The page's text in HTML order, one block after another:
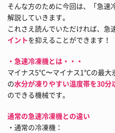
そんな方のために今回は、「急速
解説していきます。
これさえ読んでいただければ、急
イントを抑えることができます！
・急速冷凍機とは・・・
マイナス5℃〜マイナス1℃の最大
の水分が凍りやすい温度帯を30分
のできる機械です。
通常の急速冷凍機との違い
・通常の冷凍機：